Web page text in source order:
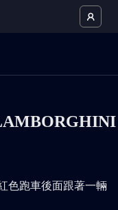
跑車後面跟著一輛警